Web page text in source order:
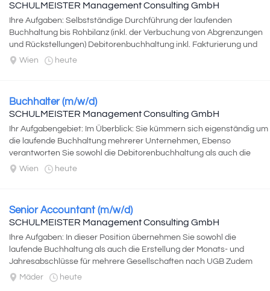
SCHULMEISTER Management Consulting GmbH
Ihre Aufgaben: Selbstständige Durchführung der laufenden
Buchhaltung bis Rohbilanz (inkl. der Verbuchung von Abgrenzungen
und Rückstellungen) Debitorenbuchhaltung inkl. Fakturierung und
Mahnwesen...
Wien heute
Buchhalter (m/w/d)
SCHULMEISTER Management Consulting GmbH
Ihr Aufgabengebiet: Im Überblick: Sie kümmern sich eigenständig um
die laufende Buchhaltung mehrerer Unternehmen, Ebenso
verantworten Sie sowohl die Debitorenbuchhaltung als auch die
Kreditorenbuchhaltung...
Wien heute
Senior Accountant (m/w/d)
SCHULMEISTER Management Consulting GmbH
Ihre Aufgaben: In dieser Position übernehmen Sie sowohl die
laufende Buchhaltung als auch die Erstellung der Monats- und
Jahresabschlüsse für mehrere Gesellschaften nach UGB Zudem
setzen Sich...
Mäder heute